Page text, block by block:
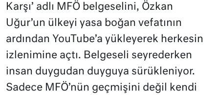
Karşı’ adlı MFÖ belgeselini, Özkan
Uğur’un ülkeyi yasa boğan vefatının
ardından YouTube’a yükleyerek herkesin
izlenimine açtı. Belgeseli seyrederken
insan duygudan duyguya sürükleniyor.
Sadece MFÖ’nün geçmişini değil kendi